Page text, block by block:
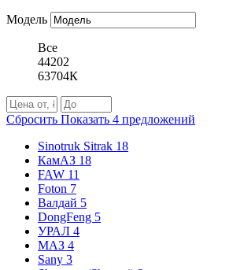
Модель
Все
44202
63704К
Сбросить Показать 4 предложений
Sinotruk Sitrak 18
КамАЗ 18
FAW 11
Foton 7
Валдай 5
DongFeng 5
УРАЛ 4
МАЗ 4
Sany 3